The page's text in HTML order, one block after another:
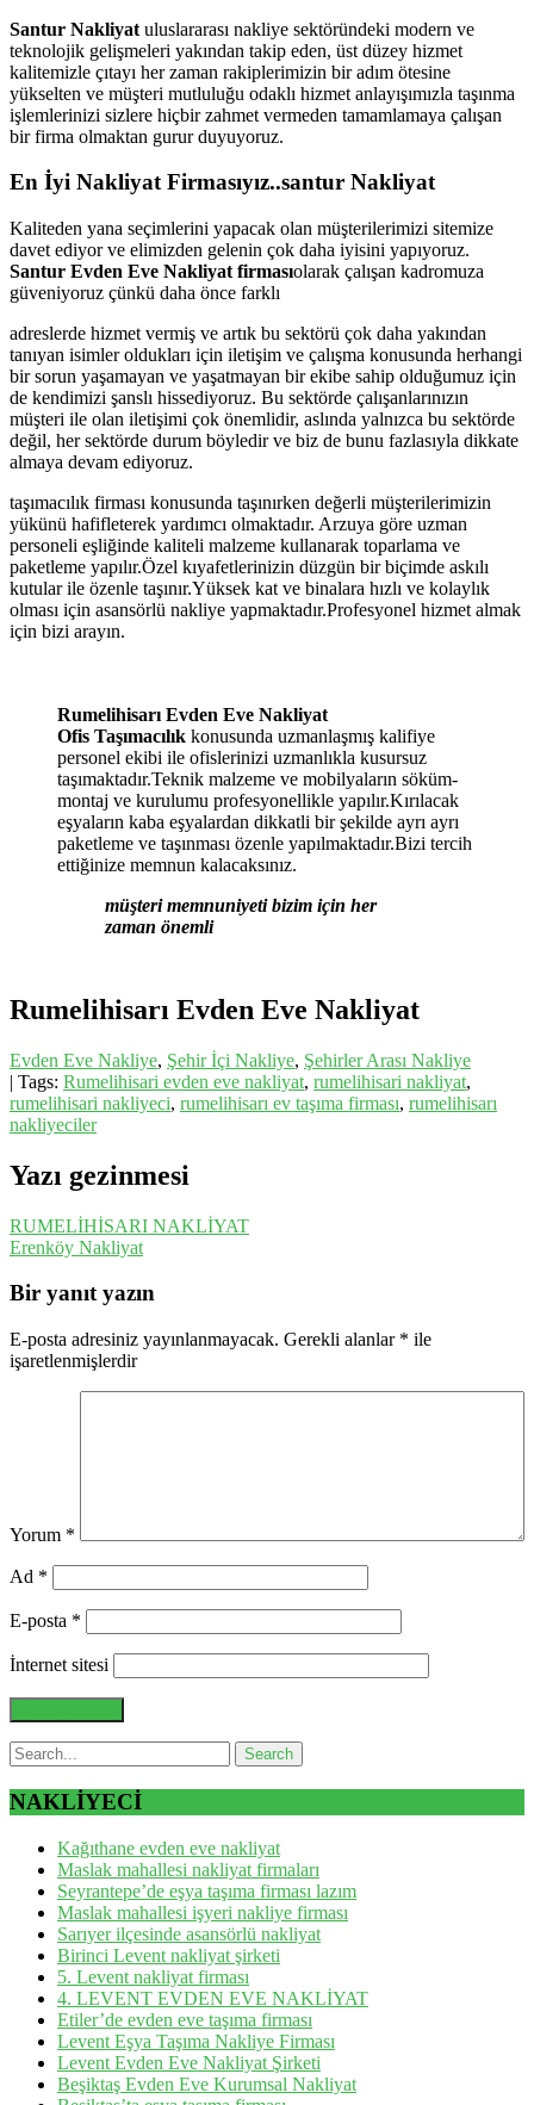
Santur Nakliyat uluslararası nakliye sektöründeki modern ve
teknolojik gelişmeleri yakından takip eden, üst düzey hizmet
kalitemizle çıtayı her zaman rakiplerimizin bir adım ötesine
yükselten ve müşteri mutluluğu odaklı hizmet anlayışımızla taşınma
işlemlerinizi sizlere hiçbir zahmet vermeden tamamlamaya çalışan
bir firma olmaktan gurur duyuyoruz.
En İyi Nakliyat Firmasıyız..santur Nakliyat
Kaliteden yana seçimlerini yapacak olan müşterilerimizi sitemize
davet ediyor ve elimizden gelenin çok daha iyisini yapıyoruz.
Santur Evden Eve Nakliyat firmasıolarak çalışan kadromuza
güveniyoruz çünkü daha önce farklı
adreslerde hizmet vermiş ve artık bu sektörü çok daha yakından
tanıyan isimler oldukları için iletişim ve çalışma konusunda herhangi
bir sorun yaşamayan ve yaşatmayan bir ekibe sahip olduğumuz için
de kendimizi şanslı hissediyoruz. Bu sektörde çalışanlarınızın
müşteri ile olan iletişimi çok önemlidir, aslında yalnızca bu sektörde
değil, her sektörde durum böyledir ve biz de bunu fazlasıyla dikkate
almaya devam ediyoruz.
taşımacılık firması konusunda taşınırken değerli müşterilerimizin
yükünü hafifleterek yardımcı olmaktadır. Arzuya göre uzman
personeli eşliğinde kaliteli malzeme kullanarak toparlama ve
paketleme yapılır.Özel kıyafetlerinizin düzgün bir biçimde askılı
kutular ile özenle taşınır.Yüksek kat ve binalara hızlı ve kolaylık
olması için asansörlü nakliye yapmaktadır.Profesyonel hizmet almak
için bizi arayın.
Rumelihisarı Evden Eve Nakliyat
Ofis Taşımacılık konusunda uzmanlaşmış kalifiye
personel ekibi ile ofislerinizi uzmanlıkla kusursuz
taşımaktadır.Teknik malzeme ve mobilyaların söküm-
montaj ve kurulumu profesyonellikle yapılır.Kırılacak
eşyaların kaba eşyalardan dikkatli bir şekilde ayrı ayrı
paketleme ve taşınması özenle yapılmaktadır.Bizi tercih
ettiğinize memnun kalacaksınız.
müşteri memnuniyeti bizim için her
zaman önemli
Rumelihisarı Evden Eve Nakliyat
Evden Eve Nakliye, Şehir İçi Nakliye, Şehirler Arası Nakliye
| Tags: Rumelihisari evden eve nakliyat, rumelihisari nakliyat,
rumelihisari nakliyeci, rumelihisarı ev taşıma firması, rumelihisarı
nakliyeciler
Yazı gezinmesi
RUMELİHİSARI NAKLİYAT
Erenköy Nakliyat
Bir yanıt yazın
E-posta adresiniz yayınlanmayacak. Gerekli alanlar * ile
işaretlenmişlerdir
Yorum *
Ad *
E-posta *
İnternet sitesi
NAKLİYECİ
Kağıthane evden eve nakliyat
Maslak mahallesi nakliyat firmaları
Seyrantepe’de eşya taşıma firması lazım
Maslak mahallesi işyeri nakliye firması
Sarıyer ilçesinde asansörlü nakliyat
Birinci Levent nakliyat şirketi
5. Levent nakliyat firması
4. LEVENT EVDEN EVE NAKLİYAT
Etiler’de evden eve taşıma firması
Levent Eşya Taşıma Nakliye Firması
Levent Evden Eve Nakliyat Şirketi
Beşiktaş Evden Eve Kurumsal Nakliyat